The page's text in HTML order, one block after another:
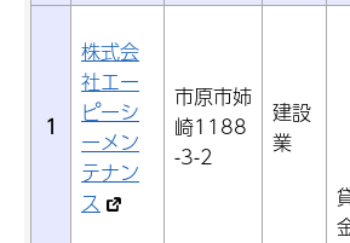
1
株式会
社エー
ピーシ
ーメン
テナン
ス
市原市姉
崎1188
-3-2
建設
業